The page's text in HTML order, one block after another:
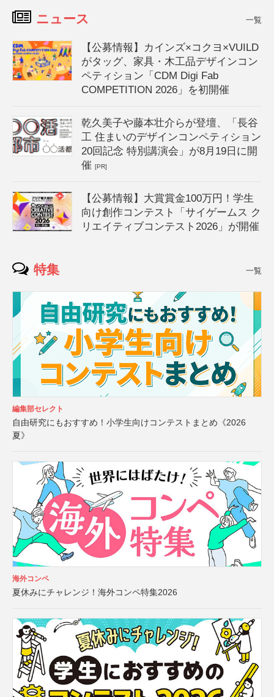
ニュース 一覧
【公募情報】カインズ×コクヨ×VUILD
がタッグ、家具・木工品デザインコン
ペティション「CDM Digi Fab
COMPETITION 2026」を初開催
乾久美子や藤本壮介らが登壇、「長谷
工 住まいのデザインコンペティション
20回記念 特別講演会」が8月19日に開
催[PR]
【公募情報】大賞賞金100万円！学生
向け創作コンテスト「サイゲームス ク
リエイティブコンテスト2026」が開催
特集 一覧
編集部セレクト
自由研究にもおすすめ！小学生向けコンテストまとめ《2026
夏》
海外コンペ
夏休みにチャレンジ！海外コンペ特集2026